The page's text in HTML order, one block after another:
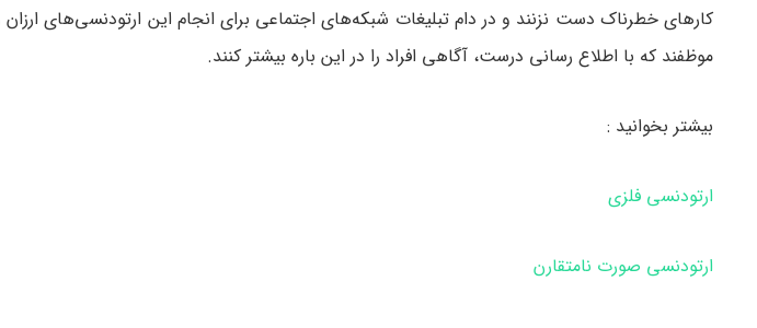
کارهای خطرناک دست نزنند و در دام تبلیغات شبکه‌های اجتماعی برای انجام این ارتودنسی‌های
موظفند که با اطلاع رسانی درست، آگاهی افراد را در این باره بیشتر کنند.
بیشتر بخوانید :
ارتودنسی فلزی
ارتودنسی صورت نامتقارن